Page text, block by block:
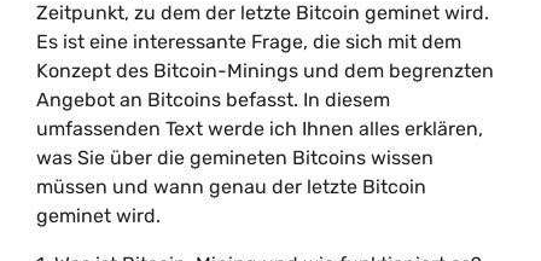
Zeitpunkt, zu dem der letzte Bitcoin geminet wird.
Es ist eine interessante Frage, die sich mit dem
Konzept des Bitcoin-Minings und dem begrenzten
Angebot an Bitcoins befasst. In diesem
umfassenden Text werde ich Ihnen alles erklären,
was Sie über die gemineten Bitcoins wissen
müssen und wann genau der letzte Bitcoin
geminet wird.